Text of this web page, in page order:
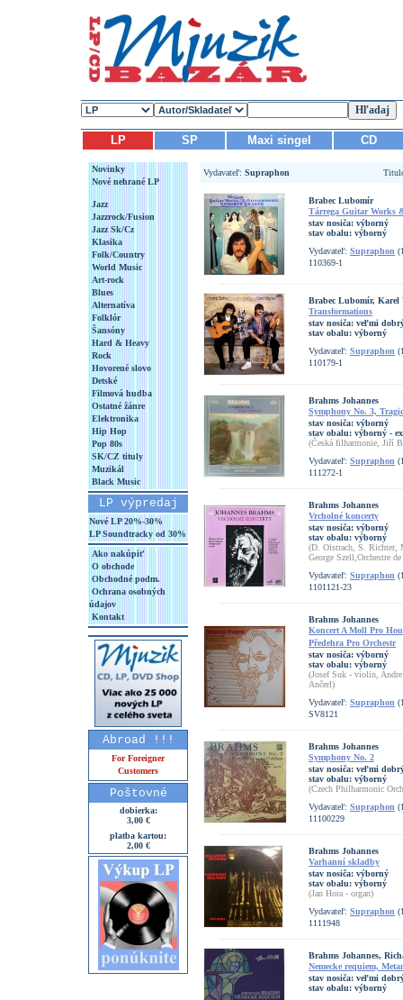
LP SP Maxi singel CD
Novinky
Nové nehrané LP
Jazz
Jazzrock/Fusion
Jazz Sk/Cz
Klasika
Folk/Country
World Music
Art-rock
Blues
Alternatíva
Folklór
Šansóny
Hard & Heavy
Rock
Hovorené slovo
Detské
Filmová hudba
Ostatné žánre
Elektronika
Hip Hop
Pop 80s
SK/CZ tituly
Muzikál
Black Music
LP výpredaj
Nové LP 20%-30%
LP Soundtracky od 30%
Ako nakúpiť
O obchode
Obchodné podm.
Ochrana osobných
údajov
Kontakt
Abroad !!!
For Foreigner
Customers
Poštovné
dobierka:
3,00 €
platba kartou:
2,00 €
Vydavateľ: Supraphon
Brabec Lubomír
Tárrega Guitar Works
stav nosiča: výborný
stav obalu: výborný
Vydavateľ: Supraphon
110369-1
Brabec Lubomír, Karel
Transformations
stav nosiča: veľmi
stav obalu: výborný
Vydavateľ: Supraphon
110179-1
Brahms Johannes
Symphony No. 3,
stav nosiča: výborný
stav obalu: výborný -
(Česká filharmonie, Jiří
Vydavateľ: Supraphon
111272-1
Brahms Johannes
Vrcholné koncerty
stav nosiča: výborný
stav obalu: výborný
(D. Oistrach, S. Richter,
George Szell,Orchestre
Vydavateľ: Supraphon
1101121-23
Brahms Johannes
Koncert A Moll Pro
Předehra Pro Orchestr
stav nosiča: výborný
stav obalu: výborný
(Josef Suk - violin,
Ančerl)
Vydavateľ: Supraphon
SV8121
Brahms Johannes
Symphony No. 2
stav nosiča: veľmi
stav obalu: výborný
(Czech Philharmonic
Vydavateľ: Supraphon
11100229
Brahms Johannes
Varhanní skladby
stav nosiča: výborný
stav obalu: výborný
(Jan Hora - organ)
Vydavateľ: Supraphon
1111948
Brahms Johannes,
Nemecke requiem,
stav nosiča: veľmi
stav obalu: výborný